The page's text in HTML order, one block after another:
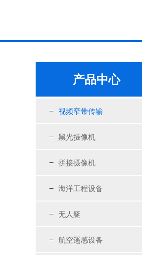
产品中心
视频窄带传输
黑光摄像机
拼接摄像机
海洋工程设备
无人艇
航空遥感设备